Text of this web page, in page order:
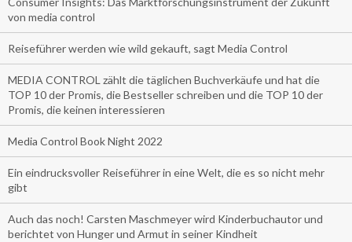
von media control
Reiseführer werden wie wild gekauft, sagt Media Control
MEDIA CONTROL zählt die täglichen Buchverkäufe und hat die
TOP 10 der Promis, die Bestseller schreiben und die TOP 10 der
Promis, die keinen interessieren
Media Control Book Night 2022
Ein eindrucksvoller Reiseführer in eine Welt, die es so nicht mehr
gibt
Auch das noch! Carsten Maschmeyer wird Kinderbuchautor und
berichtet von Hunger und Armut in seiner Kindheit